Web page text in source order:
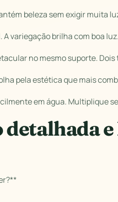
beleza sem exigir muita
variegação brilha com boa luz.
no mesmo suporte.
pela estética que mais
em água. Multiplique
e